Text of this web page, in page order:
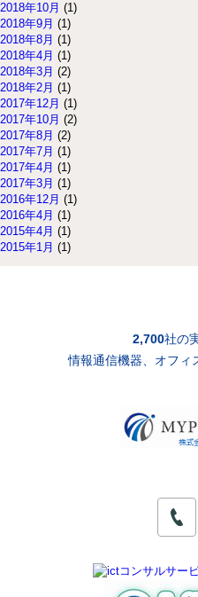
2018年10月 (1)
2018年9月 (1)
2018年8月 (1)
2018年4月 (1)
2018年3月 (2)
2018年2月 (1)
2017年12月 (1)
2017年10月 (2)
2017年8月 (2)
2017年7月 (1)
2017年4月 (1)
2017年3月 (1)
2016年12月 (1)
2016年4月 (1)
2015年4月 (1)
2015年1月 (1)
2,700社の
情報通信機器、オフィ